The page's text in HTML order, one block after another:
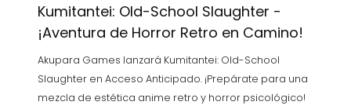
Kumitantei: Old-School Slaughter -
¡Aventura de Horror Retro en Camino!
Akupara Games lanzará Kumitantei: Old-School
Slaughter en Acceso Anticipado. ¡Prepárate para una
mezcla de estética anime retro y horror psicológico!